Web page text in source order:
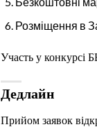
Розміщення в
Участь у
Дедлайн
Прийом заявок